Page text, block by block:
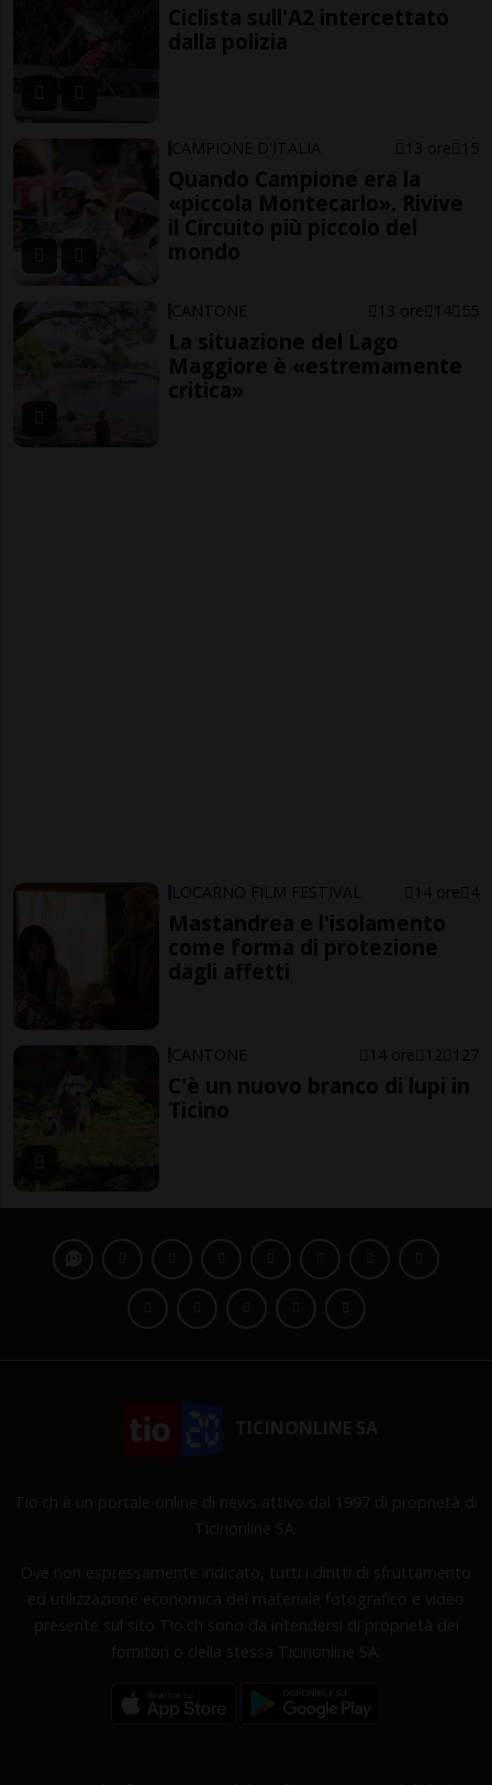
Ciclista sull'A2 intercettato
dalla polizia
CAMPIONE D'ITALIA 13 ore 15
Quando Campione era la
«piccola Montecarlo». Rivive
il Circuito più piccolo del
mondo
CANTONE 13 ore 14 55
La situazione del Lago
Maggiore è «estremamente
critica»
LOCARNO FILM FESTIVAL 14 ore 4
Mastandrea e l'isolamento
come forma di protezione
dagli affetti
CANTONE 14 ore 12 127
C'è un nuovo branco di lupi in
Ticino